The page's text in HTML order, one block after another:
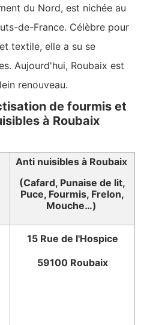
du Nord, est nichée au
de-France. Célèbre pour
textile, elle a su se
Aujourd'hui, Roubaix est
renouveau.
de fourmis et
à Roubaix
Anti nuisibles à Roubaix
(Cafard, Punaise de lit,
Puce, Fourmis, Frelon,
Mouche…)
15 Rue de l'Hospice
59100 Roubaix